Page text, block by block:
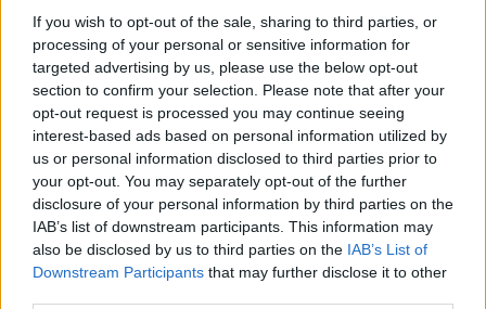
If you wish to opt-out of the sale, sharing to third parties, or
processing of your personal or sensitive information for
targeted advertising by us, please use the below opt-out
section to confirm your selection. Please note that after your
opt-out request is processed you may continue seeing
interest-based ads based on personal information utilized by
us or personal information disclosed to third parties prior to
your opt-out. You may separately opt-out of the further
disclosure of your personal information by third parties on the
IAB’s list of downstream participants. This information may
also be disclosed by us to third parties on the IAB’s List of
Downstream Participants that may further disclose it to other
Covid, in 24 ore altri 163 casi nell'Aretino
Scossa di terremoto all'alba scuote il Casentino
Forzano l'alt, inchiodano l'auto sulla Sr71 e
fuggono a piedi
Antichissimo castello aretino torna alla luce
Senso unico sulla Sr71 per verifiche sul viadotto